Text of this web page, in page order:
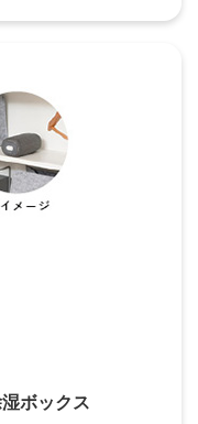
ボックス